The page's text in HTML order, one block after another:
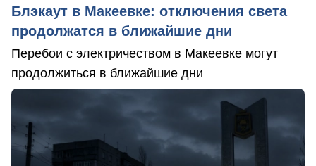
Блэкаут в Макеевке: отключения света
продолжатся в ближайшие дни
Перебои с электричеством в Макеевке могут
продолжиться в ближайшие дни